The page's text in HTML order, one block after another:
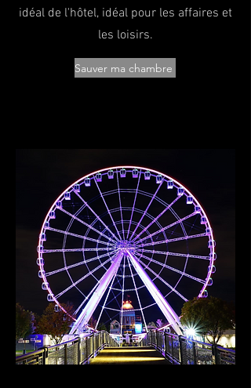
idéal de l'hôtel, idéal pour les affaires et
les loisirs.
Sauver ma chambre